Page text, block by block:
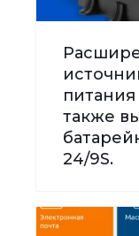
питания
также
24/9S.